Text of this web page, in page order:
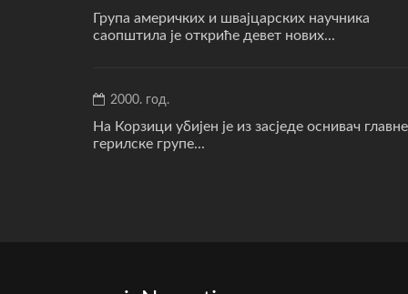
Група америчких и швајцарских научника
саопштила је откриће девет нових...
2000. год.
На Корзици убијен је из засједе оснивач главне
герилске групе...